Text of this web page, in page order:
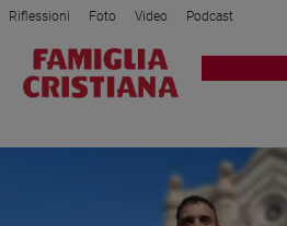
Attualità
Riflessioni Foto Video Podcast
Privacy Policy Chi siamo
Registrati Redazione